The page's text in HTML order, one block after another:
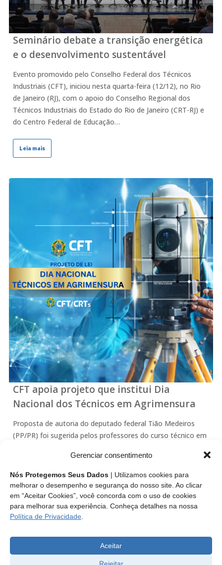
Gerenciar consentimento
Nós Protegemos Seus Dados | Utilizamos cookies para
melhorar o desempenho e segurança do nosso site. Ao clicar
em “Aceitar Cookies”, você concorda com o uso de cookies
para melhorar sua experiência. Conheça detalhes na nossa
Política de Privacidade
Aceitar
Seminário debate a transição energética
e o desenvolvimento sustentável
Evento promovido pelo Conselho Federal dos Técnicos
Industriais (CFT), iniciou nesta quarta-feira (12/12), no Rio
de Janeiro (RJ), com o apoio do Conselho Regional dos
Técnicos Industriais do Estado do Rio de Janeiro (CRT-RJ) e
do Centro Federal de Educação…
Leia mais
CFT apoia projeto que institui Dia
Nacional dos Técnicos em Agrimensura
Proposta de autoria do deputado federal Tião Medeiros
(PP/PR) foi sugerida pelos professores do curso técnico em
Leia mais